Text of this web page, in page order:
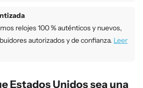
relojes 100 % auténticos y nuevos,
autorizados y de confianza. Leer
Estados Unidos sea una